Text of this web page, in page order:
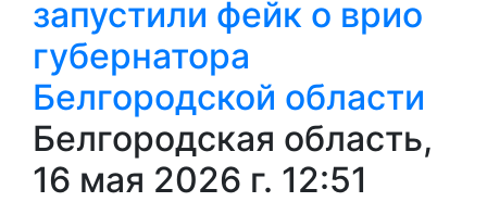
запустили фейк о врио
губернатора
Белгородской области
Белгородская область,
16 мая 2026 г. 12:51